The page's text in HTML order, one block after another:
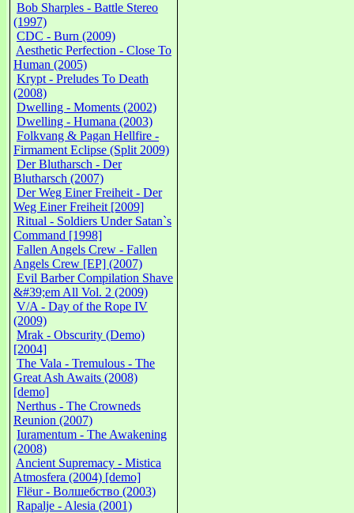
Bob Sharples - Battle Stereo
(1997)
CDC - Burn (2009)
Aesthetic Perfection - Close To
Human (2005)
Krypt - Preludes To Death
(2008)
Dwelling - Moments (2002)
Dwelling - Humana (2003)
Folkvang & Pagan Hellfire -
Firmament Eclipse (Split 2009)
Der Blutharsch - Der
Blutharsch (2007)
Der Weg Einer Freiheit - Der
Weg Einer Freiheit [2009]
Ritual - Soldiers Under Satan`s
Command [1998]
Fallen Angels Crew - Fallen
Angels Crew [EP] (2007)
Evil Barber Compilation Shave
&#39;em All Vol. 2 (2009)
V/A - Day of the Rope IV
(2009)
Mrak - Obscurity (Demo)
[2004]
The Vala - Tremulous - The
Great Ash Awaits (2008)
[demo]
Nerthus - The Crowneds
Reunion (2007)
Iuramentum - The Awakening
(2008)
Ancient Supremacy - Mistica
Atmosfera (2004) [demo]
Flёur - Волшебство (2003)
Rapalje - Alesia (2001)